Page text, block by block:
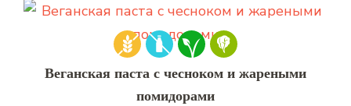
Веганская паста с чесноком и жареными
помидорами